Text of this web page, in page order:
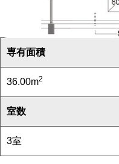
専有面積
36.00m2
室数
3室